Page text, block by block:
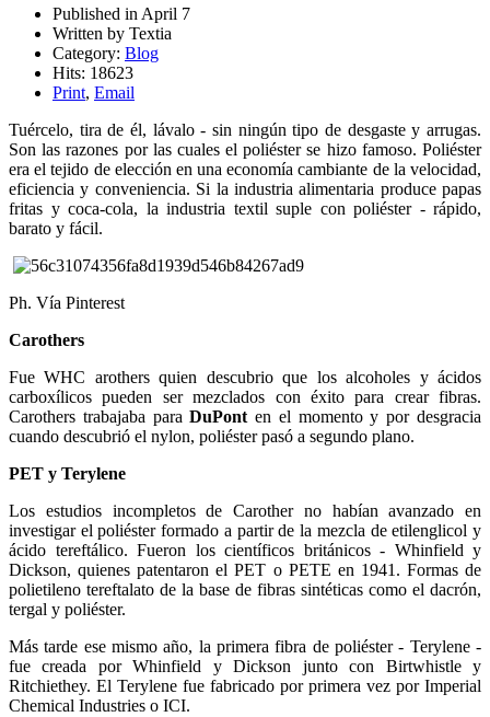
Published in April 7
Written by Textia
Category: Blog
Hits: 18623
Print, Email
Tuércelo, tira de él, lávalo - sin ningún tipo de desgaste y arrugas.
Son las razones por las cuales el poliéster se hizo famoso. Poliéster
era el tejido de elección en una economía cambiante de la velocidad,
eficiencia y conveniencia. Si la industria alimentaria produce papas
fritas y coca-cola, la industria textil suple con poliéster - rápido,
barato y fácil.
Ph. Vía Pinterest
Carothers
Fue WHC arothers quien descubrio que los alcoholes y ácidos
carboxílicos pueden ser mezclados con éxito para crear fibras.
Carothers trabajaba paraDuPont en el momento y por desgracia
cuando descubrió el nylon, poliéster pasó a segundo plano.
PET y Terylene
Los estudios incompletos de Carother no habían avanzado en
investigar el poliéster formado a partir de la mezcla de etilenglicol y
ácido tereftálico. Fueron los científicos británicos - Whinfield y
Dickson, quienes patentaron el PET o PETE en 1941. Formas de
polietileno tereftalato de la base de fibras sintéticas como el dacrón,
tergal y poliéster.
Más tarde ese mismo año, la primera fibra de poliéster - Terylene -
fue creada por Whinfield y Dickson junto con Birtwhistle y
Ritchiethey. El Terylene fue fabricado por primera vez por Imperial
Chemical Industries o ICI.